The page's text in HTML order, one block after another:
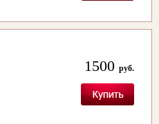
1500 руб.